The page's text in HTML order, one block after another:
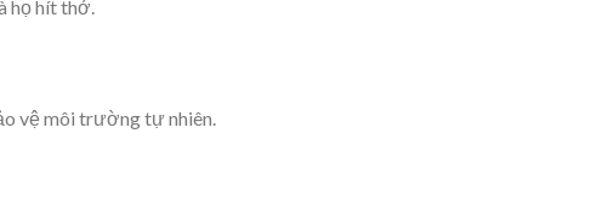
họ hít thở.
vệ môi trường tự nhiên.